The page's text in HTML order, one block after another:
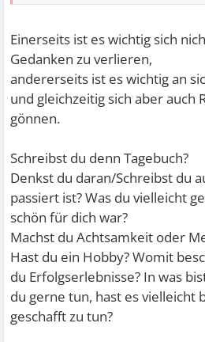
Einerseits ist es wichtig sich
Gedanken zu verlieren,
andererseits ist es wichtig an
und gleichzeitig sich aber auch
gönnen.
Schreibst du denn Tagebuch?
Denkst du daran/Schreibst du
passiert ist? Was du vielleicht
schön für dich war?
Machst du Achtsamkeit oder
Hast du ein Hobby? Womit
du Erfolgserlebnisse? In was
du gerne tun, hast es vielleicht
geschafft zu tun?